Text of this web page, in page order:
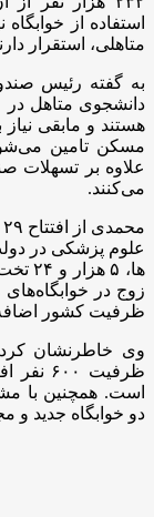
متاهلی، استقرار
هستند و مابقی
مسکن تامین
علاوه بر تسهلات
می‌کنند.
علوم پزشکی در
ظرفیت کشور
ظرفیت
دو خوابگاه جدید و